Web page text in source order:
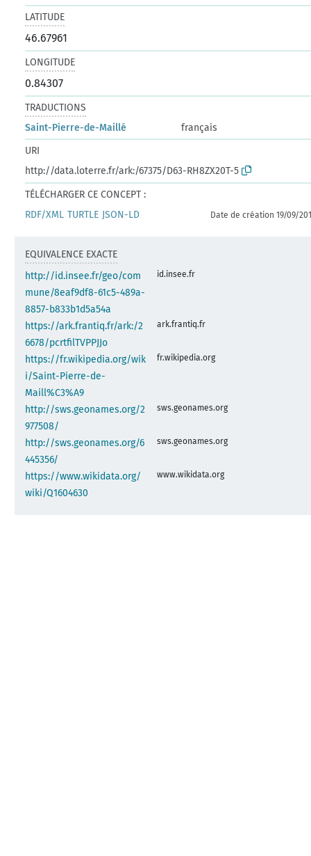
LATITUDE
46.67961
LONGITUDE
0.84307
TRADUCTIONS
Saint-Pierre-de-Maillé
français
URI
http://data.loterre.fr/ark:/67375/D63-RH8ZX20T-5
TÉLÉCHARGER CE CONCEPT :
RDF/XML TURTLE JSON-LD Date de création 19/09/
EQUIVALENCE EXACTE
http://id.insee.fr/geo/com
mune/8eaf9df8-61c5-489a-
8857-b833b1d5a54a
id.insee.fr
https://ark.frantiq.fr/ark:/2
6678/pcrtfilTVPPJJo
ark.frantiq.fr
https://fr.wikipedia.org/wik
i/Saint-Pierre-de-
Maill%C3%A9
fr.wikipedia.org
http://sws.geonames.org/2
977508/
sws.geonames.org
http://sws.geonames.org/6
445356/
sws.geonames.org
https://www.wikidata.org/
wiki/Q1604630
www.wikidata.org